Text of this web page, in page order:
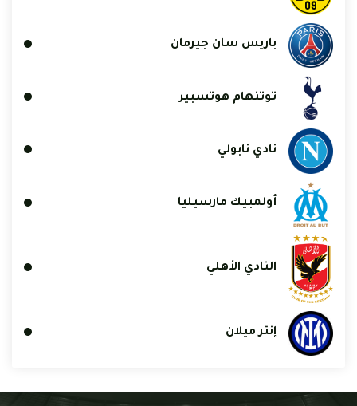
باريس سان جيرمان
توتنهام هوتسبير
نادي نابولي
أولمبيك مارسيليا
النادي الأهلي
إنتر ميلان